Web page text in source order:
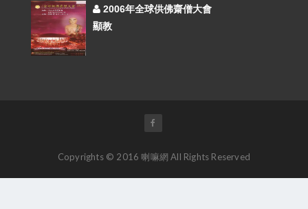
2006年全球供佛齋僧大會
顯教
Copyrights © 2016 喇嘛網 All Rights Reserved